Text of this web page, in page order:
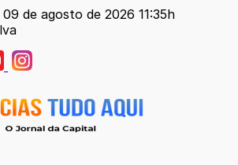
de agosto de 2026 11:35h